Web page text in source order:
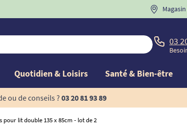
BIENVENUE " pourla
03
Quotidien & Loisirs Santé & Bien-être
ou de conseils ? 03 20 81 93 89
pour lit double 135 x 85cm - lot de 2